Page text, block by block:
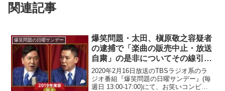
関連記事
爆笑問題の日曜サンデー
爆笑問題・太田、槇原敬之容疑者
の逮捕で「楽曲の販売中止・放送
自粛」の是非についてその線引き
に明確な答えはなく「さじ加減な
だけ」と指摘
2020年2月16日放送のTBSラジオ系のラ
ジオ番組『爆笑問題の日曜サンデー』(毎
週日 13:00-17:00)にて、お笑いコンビ・